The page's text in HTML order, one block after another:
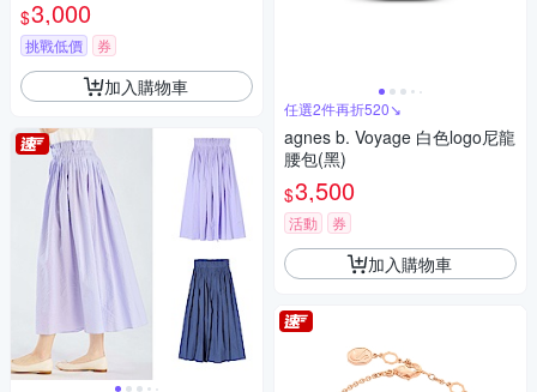
$3,000
挑戰低價 券
加入購物車
任選2件再折520↘
agnes b. Voyage 白色logo尼龍
腰包(黑)
$3,500
活動 券
加入購物車